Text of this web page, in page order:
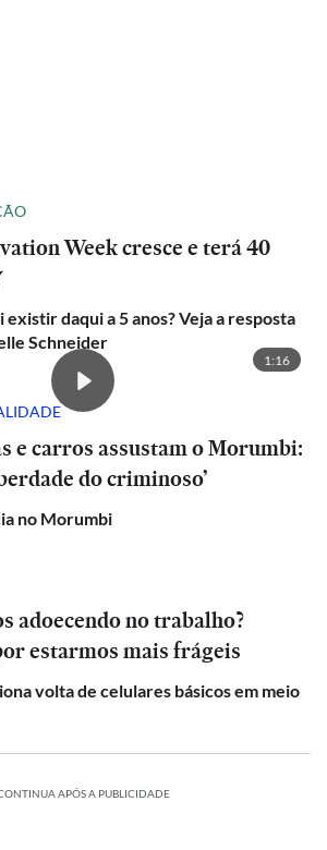
Week cresce e terá 40
daqui a 5 anos? Veja a resposta
Schneider
1:16
e carros assustam o Morumbi:
do criminoso’
no Morumbi
adoecendo no trabalho?
estarmos mais frágeis
volta de celulares básicos em meio
APÓS A PUBLICIDADE